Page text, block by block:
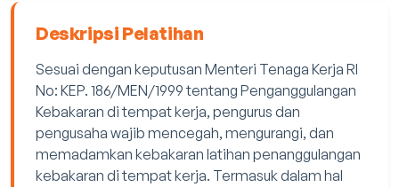
Deskripsi Pelatihan
Sesuai dengan keputusan Menteri Tenaga Kerja RI
No: KEP. 186/MEN/1999 tentang Penganggulangan
Kebakaran di tempat kerja, pengurus dan
pengusaha wajib mencegah, mengurangi, dan
memadamkan kebakaran latihan penanggulangan
kebakaran di tempat kerja. Termasuk dalam hal